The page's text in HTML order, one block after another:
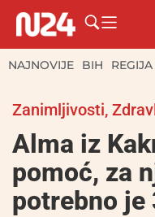
NAJNOVIJE BIH REGIJA
Zanimljivosti,
Alma iz
pomoć, za
potrebno je